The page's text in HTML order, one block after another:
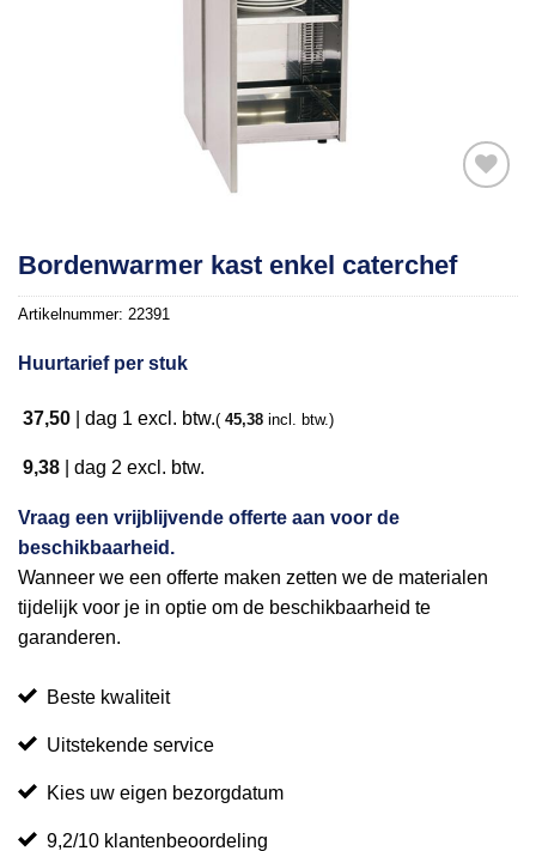
Toevoegen
aan
verlanglijst
Bordenwarmer kast enkel caterchef
Artikelnummer: 22391
Huurtarief per stuk
37,50 dag 1 excl. btw.( 45,38 incl. btw.)
9,38 dag 2 excl. btw.
Vraag een vrijblijvende offerte aan voor de
beschikbaarheid.
Wanneer we een offerte maken zetten we de materialen
tijdelijk voor je in optie om de beschikbaarheid te
garanderen.
Beste kwaliteit
Uitstekende service
Kies uw eigen bezorgdatum
9,2/10 klantenbeoordeling